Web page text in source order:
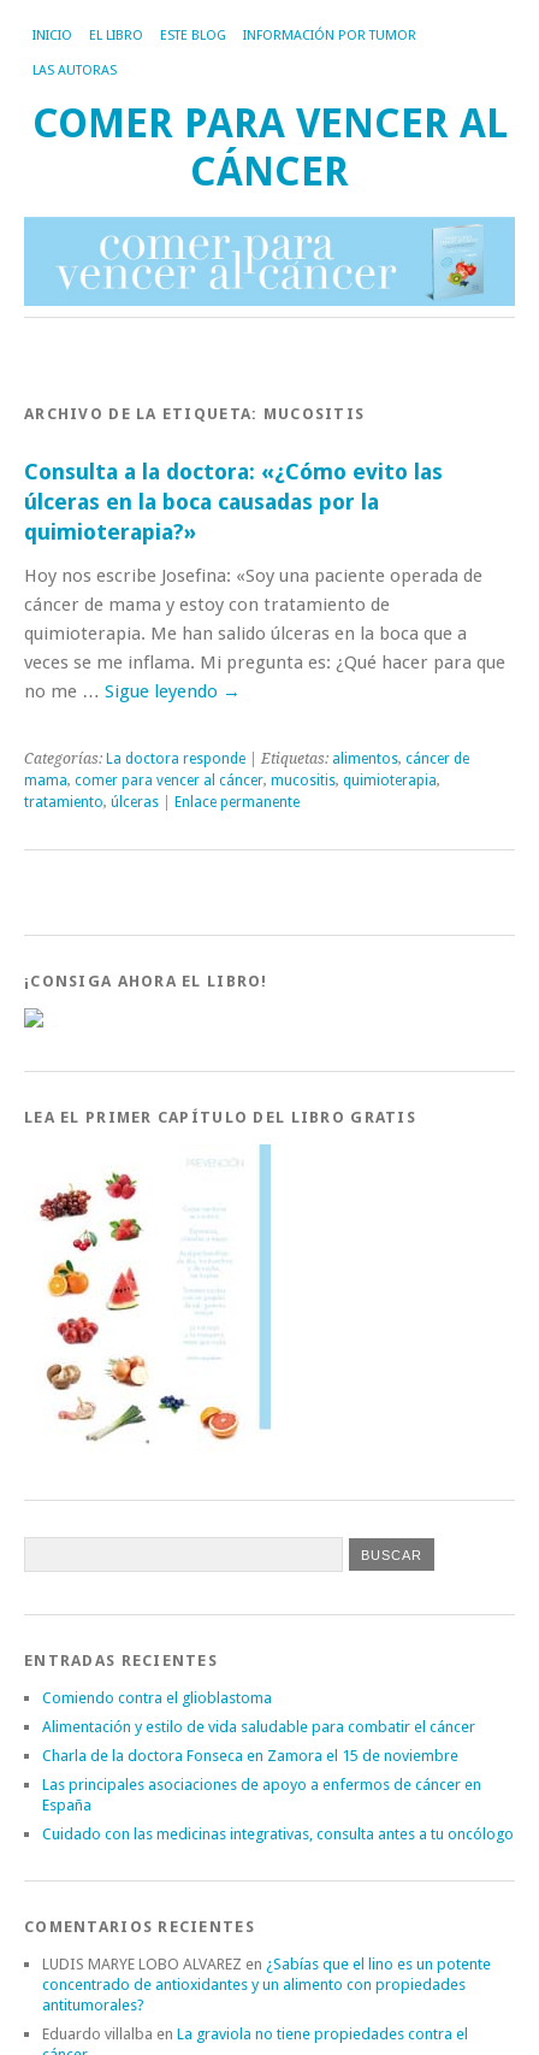
INICIO EL LIBRO ESTE BLOG INFORMACIÓN POR TUMOR
LAS AUTORAS
COMER PARA VENCER AL
CÁNCER
ARCHIVO DE LA ETIQUETA: MUCOSITIS
Consulta a la doctora: «¿Cómo evito las
úlceras en la boca causadas por la
quimioterapia?»
Hoy nos escribe Josefina: «Soy una paciente operada de
cáncer de mama y estoy con tratamiento de
quimioterapia. Me han salido úlceras en la boca que a
veces se me inflama. Mi pregunta es: ¿Qué hacer para que
no me … Sigue leyendo →
Categorías: La doctora responde | Etiquetas: alimentos, cáncer de
mama, comer para vencer al cáncer, mucositis, quimioterapia,
tratamiento, úlceras Enlace permanente
¡CONSIGA AHORA EL LIBRO!
LEA EL PRIMER CAPÍTULO DEL LIBRO GRATIS
ENTRADAS RECIENTES
Comiendo contra el glioblastoma
Alimentación y estilo de vida saludable para combatir el cáncer
Charla de la doctora Fonseca en Zamora el 15 de noviembre
Las principales asociaciones de apoyo a enfermos de cáncer en
España
Cuidado con las medicinas integrativas, consulta antes a tu oncólogo
COMENTARIOS RECIENTES
LUDIS MARYE LOBO ALVAREZ en ¿Sabías que el lino es un potente
concentrado de antioxidantes y un alimento con propiedades
antitumorales?
Eduardo villalba en La graviola no tiene propiedades contra el